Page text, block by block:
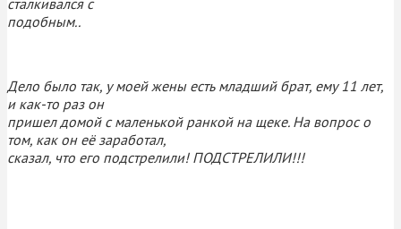
подобным..
Дело было так, у моей жены есть младший брат, ему 11 лет,
и как-то раз он
пришел домой с маленькой ранкой на щеке. На вопрос о
том, как он её заработал,
сказал, что его подстрелили! ПОДСТРЕЛИЛИ!!!